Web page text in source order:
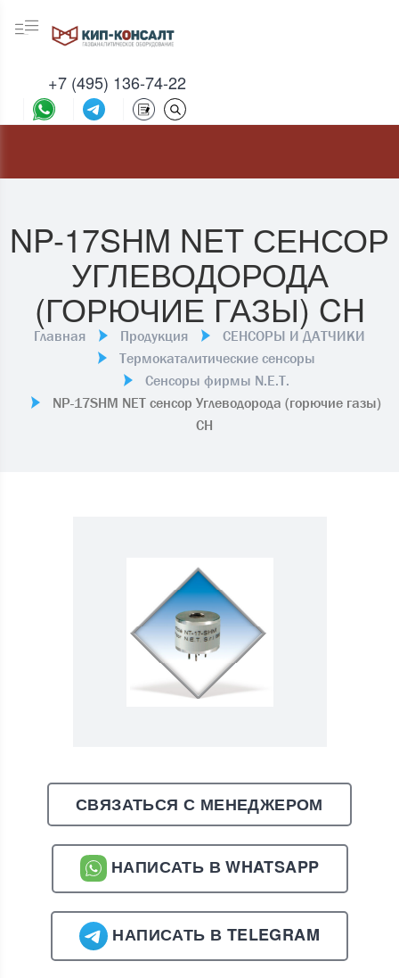
+7 (495) 136-74-22
NP-17SHM NET СЕНСОР
УГЛЕВОДОРОДА
(ГОРЮЧИЕ ГАЗЫ) CH
Главная Продукция
СЕНСОРЫ И ДАТЧИКИ
Термокаталитические сенсоры
Сенсоры фирмы N.E.T.
NP-17SHM NET сенсор Углеводорода (горючие газы)
CH
СВЯЗАТЬСЯ С МЕНЕДЖЕРОМ
НАПИСАТЬ В WHATSAPP
НАПИСАТЬ В TELEGRAM